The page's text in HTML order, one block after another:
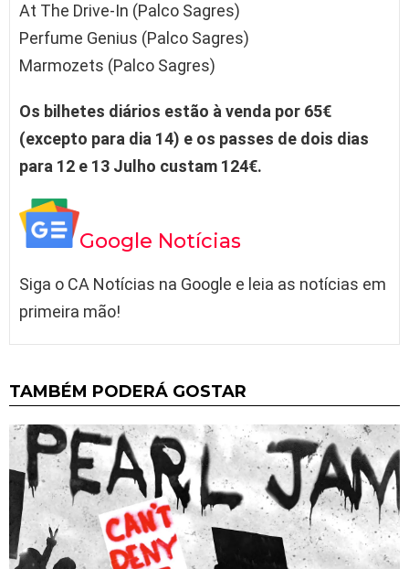
At The Drive-In (Palco Sagres)
Perfume Genius (Palco Sagres)
Marmozets (Palco Sagres)
Os bilhetes diários estão à venda por 65€
(excepto para dia 14) e os passes de dois dias
para 12 e 13 Julho custam 124€.
Google Notícias
Siga o CA Notícias na Google e leia as notícias em
primeira mão!
TAMBÉM PODERÁ GOSTAR